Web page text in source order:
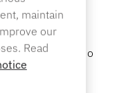
o
mais seguro,
ABLOY lidera o
metas
maintain
our
Read